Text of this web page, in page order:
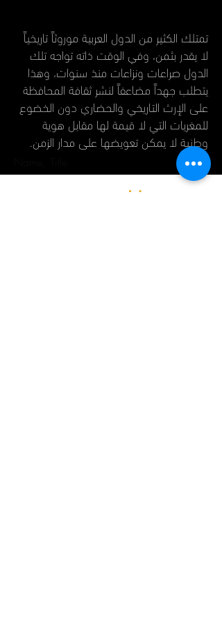
تمتلك الكثير من الدول العربية موروثاً تاريخياً
لا يقدر بثمن، وفي الوقت ذاته تواجه تلك
الدول صراعات ونزاعات منذ سنوات، وهذا
يتطلب جهداً مضاعفاً لنشر ثقافة المحافظة
على الإرث التاريخي والحضاري دون الخضوع
للمغريات التي لا قيمة لها مقابل هوية
وطنية لا يمكن تعويضها على مدار الزمن.